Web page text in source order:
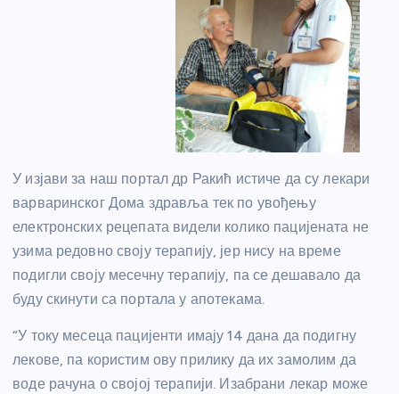
У изјави за наш портал др Ракић истиче да су лекари
варваринског Дома здравља тек по увођењу
електронских рецепата видели колико пацијената не
узима редовно своју терапију, јер нису на време
подигли своју месечну терапију, па се дешавало да
буду скинути са портала у апотекама.
“У току месеца пацијенти имају 14 дана да подигну
лекове, па користим ову прилику да их замолим да
воде рачуна о својој терапији. Изабрани лекар може